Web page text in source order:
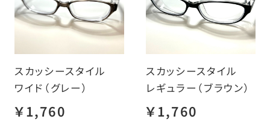
スカッシースタイル
ワイド（グレー）
￥1,760
スカッシースタイル
レギュラー（ブラウン）
￥1,760